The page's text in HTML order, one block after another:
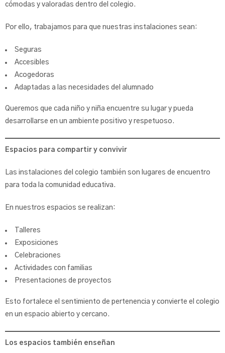
cómodas y valoradas dentro del colegio.
Por ello, trabajamos para que nuestras instalaciones sean:
Seguras
Accesibles
Acogedoras
Adaptadas a las necesidades del alumnado
Queremos que cada niño y niña encuentre su lugar y pueda
desarrollarse en un ambiente positivo y respetuoso.
Espacios para compartir y convivir
Las instalaciones del colegio también son lugares de encuentro
para toda la comunidad educativa.
En nuestros espacios se realizan:
Talleres
Exposiciones
Celebraciones
Actividades con familias
Presentaciones de proyectos
Esto fortalece el sentimiento de pertenencia y convierte el colegio
en un espacio abierto y cercano.
Los espacios también enseñan